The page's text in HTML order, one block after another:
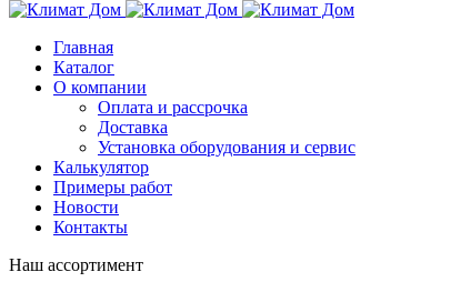
Главная
Каталог
О компании
Оплата и рассрочка
Доставка
Установка оборудования и сервис
Калькулятор
Примеры работ
Новости
Контакты
Наш ассортимент